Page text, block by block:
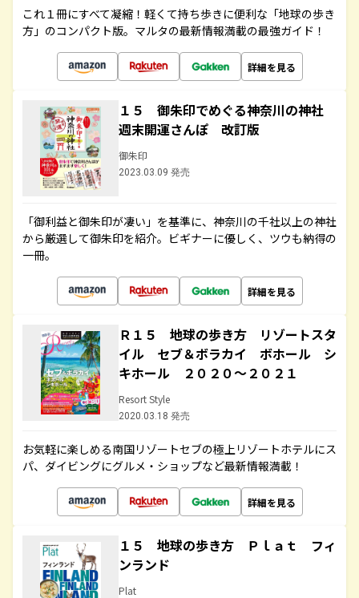
これ１冊にすべて凝縮！軽くて持ち歩きに便利な「地球の歩き
方」のコンパクト版。マルタの最新情報満載の最強ガイド！
詳細を見る
１５ 御朱印でめぐる神奈川の神社
週末開運さんぽ 改訂版
御朱印
2023.03.09 発売
「御利益と御朱印が凄い」を基準に、神奈川の千社以上の神社
から厳選して御朱印を紹介。ビギナーに優しく、ツウも納得の
一冊。
詳細を見る
Ｒ１５ 地球の歩き方 リゾートスタ
イル セブ＆ボラカイ ボホール シ
キホール ２０２０～２０２１
Resort Style
2020.03.18 発売
お気軽に楽しめる南国リゾートセブの極上リゾートホテルにス
パ、ダイビングにグルメ・ショップなど最新情報満載！
詳細を見る
１５ 地球の歩き方 Ｐｌａｔ フィ
ンランド
Plat